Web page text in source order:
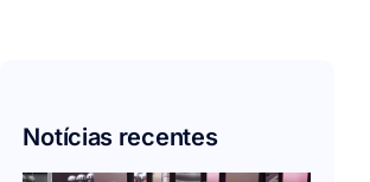
Notícias recentes